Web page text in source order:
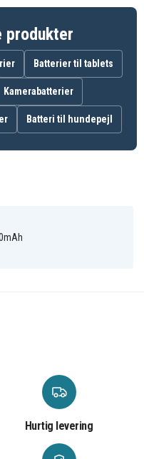
Xenon 3820i
Xenon 5620
100 Leuze IT 1452
Leuze IT 4820
produkter
Batterier til tablets
Kamerabatterier
Batteri til hundepejl
Hurtig levering